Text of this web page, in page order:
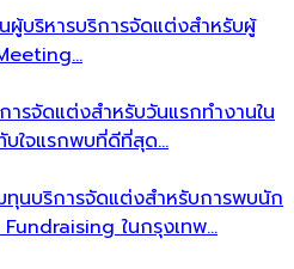
บริหารบริการจัดแต่งสำหรับผู้
ารจัดแต่งสำหรับวันแรกทำงานใน
บใจแรกพบที่ดีที่สุด…
ทุนบริการจัดแต่งสำหรับการพบนัก
ในกรุงเทพ…